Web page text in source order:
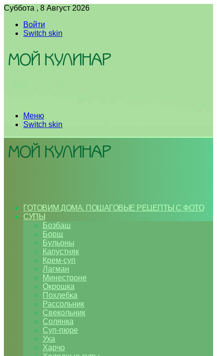
Суббота , 8 Август 2026
Войти
Switch skin
Меню
Switch skin
ГОТОВИМ ДОМА. ПОШАГОВЫЕ РЕЦЕПТЫ С ФОТО
СУПЫ
Бозбаш
Борщ
Бульоны
Капустняк
Крем-суп
Лагман
Минестроне
Окрошка
Похлебка
Рассольник
Свекольник
Солянка
Суп-пюре
Уха
Харчо